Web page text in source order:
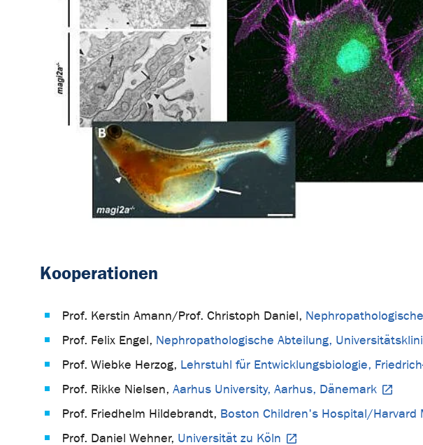
Kooperationen
Prof. Kerstin Amann/Prof. Christoph Daniel,
Prof. Felix Engel, Nephropathologische Abteilung,
Prof. Wiebke Herzog, Lehrstuhl für Entwicklungsbiologie,
Prof. Rikke Nielsen, Aarhus University, Aarhus, Dänemark
Prof. Friedhelm Hildebrandt, Boston Children's Hospital/Harvard
Prof. Daniel Wehner, Universität zu Köln